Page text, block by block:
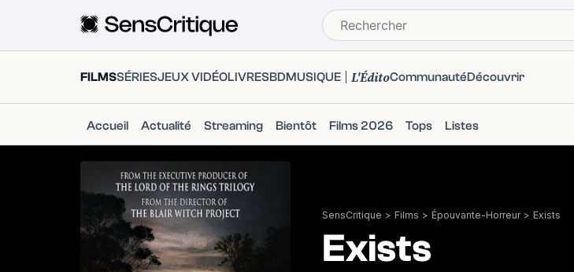
FILMSSÉRIESJEUX VIDÉOLIVRESBDMUSIQUE L'ÉditoCommunautéDécouvrir
Accueil Actualité Streaming Bientôt Films 2026 Tops Listes
SensCritique > Films > Épouvante-Horreur > Exists
Exists